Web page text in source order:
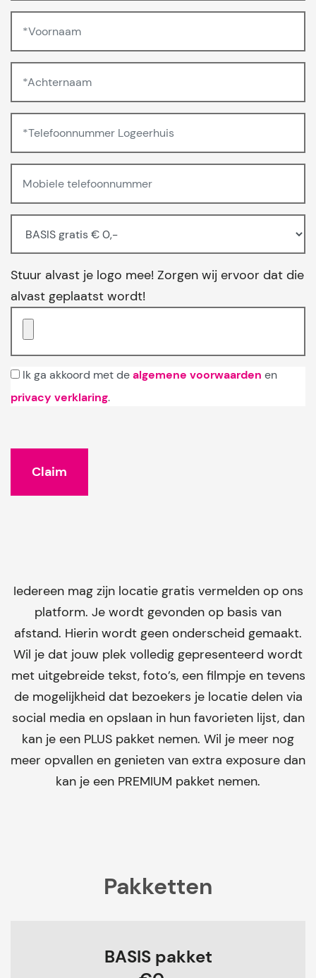
Stuur alvast je logo mee! Zorgen wij ervoor dat die
alvast geplaatst wordt!
Ik ga akkoord met dealgemene voorwaarden en
privacy verklaring.
Iedereen mag zijn locatie gratis vermelden op ons
platform. Je wordt gevonden op basis van
afstand. Hierin wordt geen onderscheid gemaakt.
Wil je dat jouw plek volledig gepresenteerd wordt
met uitgebreide tekst, foto’s, een filmpje en tevens
de mogelijkheid dat bezoekers je locatie delen via
social media en opslaan in hun favorieten lijst, dan
kan je een PLUS pakket nemen. Wil je meer nog
meer opvallen en genieten van extra exposure dan
kan je een PREMIUM pakket nemen.
Pakketten
BASIS pakket